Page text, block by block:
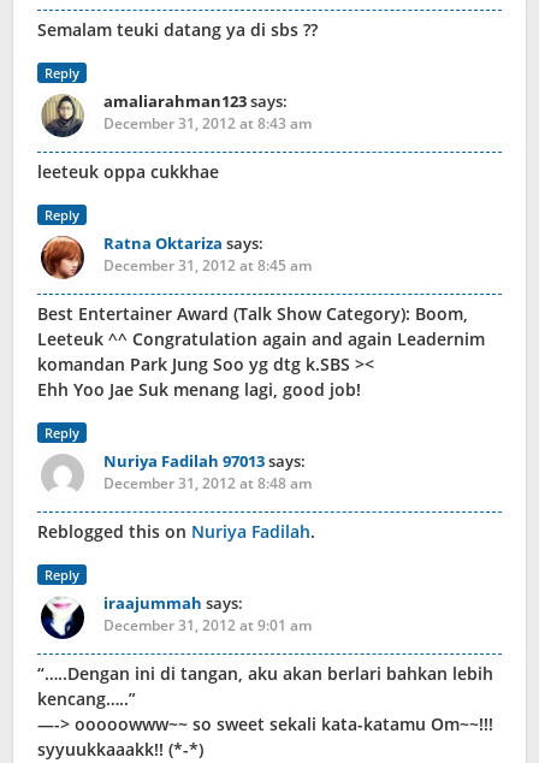
Semalam teuki datang ya di sbs ??
Reply
amaliarahman123says:
December 31, 2012 at 8:43 am
leeteuk oppa cukkhae
Reply
Ratna Oktariza says:
December 31, 2012 at 8:45 am
Best Entertainer Award (Talk Show Category): Boom,
Leeteuk ^^ Congratulation again and again Leadernim
komandan Park Jung Soo yg dtg k.SBS ><
Ehh Yoo Jae Suk menang lagi, good job!
Reply
Nuriya Fadilah 97013says:
December 31, 2012 at 8:48 am
Reblogged this on Nuriya Fadilah.
Reply
iraajummah says:
December 31, 2012 at 9:01 am
“…..Dengan ini di tangan, aku akan berlari bahkan lebih
kencang…..”
—-> ooooowww~~ so sweet sekali kata-katamu Om~~!!!
syyuukkaaakk!! (*-*)